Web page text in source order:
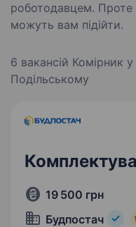
роботодавцем. Проте
можуть вам підійти.
6 вакансій Комірник
Подільському
19 500 грн
Будпостач